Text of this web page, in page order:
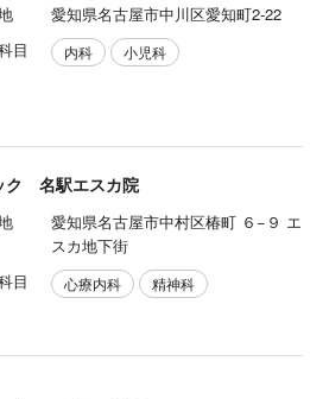
愛知県名古屋市中川区愛知町2-22
目
内科 小児科
ク 名駅エスカ院
愛知県名古屋市中村区椿町 ６−９ エ
スカ地下街
目
心療内科 精神科